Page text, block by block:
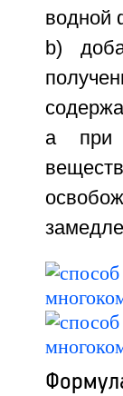
водной
b)
а при